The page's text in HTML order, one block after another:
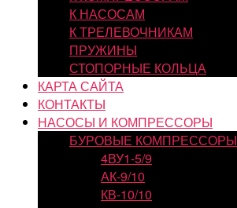
К НАСОСАМ
К ТРЕЛЕВОЧНИКАМ
ПРУЖИНЫ
СТОПОРНЫЕ КОЛЬЦА
КАРТА САЙТА
КОНТАКТЫ
НАСОСЫ И КОМПРЕССОРЫ
БУРОВЫЕ КОМПРЕССОРЫ
4ВУ1-5/9
АК-9/10
КВ-10/10